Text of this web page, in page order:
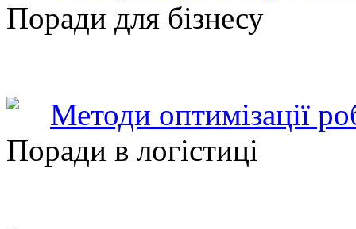
Поради для бізнесу
Методи оптимізації
Поради в логістиці